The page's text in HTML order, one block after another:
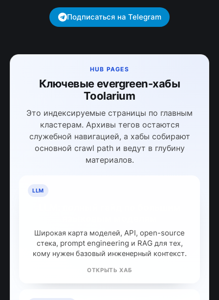
Подписаться на Telegram
HUB PAGES
Ключевые evergreen-хабы
Toolarium
Это индексируемые страницы по главным
кластерам. Архивы тегов остаются
служебной навигацией, а хабы собирают
основной crawl path и ведут в глубину
материалов.
LLM
Широкая карта моделей, API, open-source
стека, prompt engineering и RAG для тех,
кому нужен базовый инженерный контекст.
ОТКРЫТЬ ХАБ